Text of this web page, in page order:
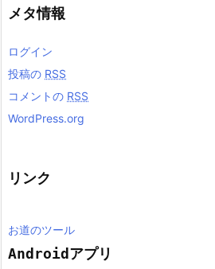
メタ情報
ログイン
投稿の RSS
コメントの RSS
WordPress.org
リンク
お道のツール
Androidアプリ